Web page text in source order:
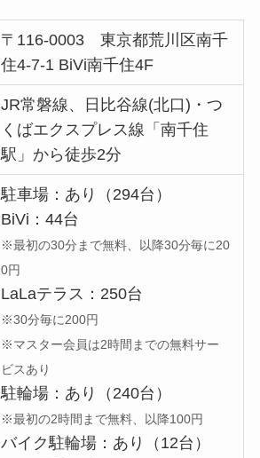
〒116-0003 東京都荒川区南千
住4-7-1 BiVi南千住4F
JR常磐線、日比谷線(北口)・つ
くばエクスプレス線「南千住
駅」から徒歩2分
駐車場：あり（294台）
BiVi：44台
※最初の30分まで無料、以降30分毎に20
0円
LaLaテラス：250台
※30分毎に200円
※マスター会員は2時間までの無料サー
ビスあり
駐輪場：あり（240台）
※最初の2時間まで無料、以降100円
バイク駐輪場：あり（12台）